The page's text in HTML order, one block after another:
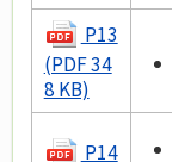
P13
(PDF 34
8 KB)
P14